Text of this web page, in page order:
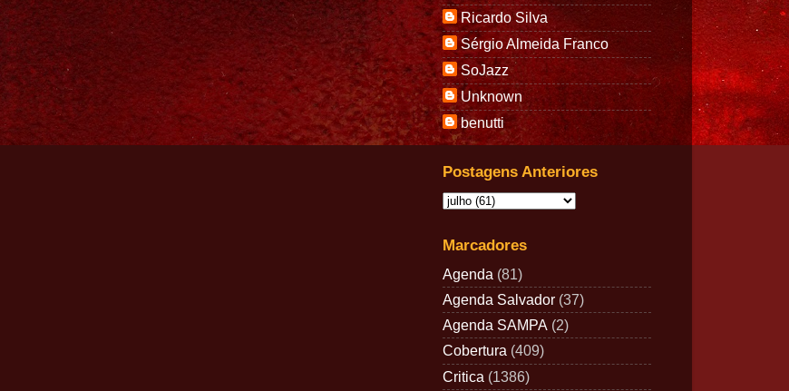
Ricardo Silva
Sérgio Almeida Franco
SoJazz
Unknown
benutti
Postagens Anteriores
Marcadores
Agenda (81)
Agenda Salvador (37)
Agenda SAMPA (2)
Cobertura (409)
Critica (1386)